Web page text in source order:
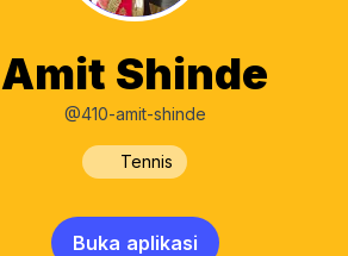
Amit Shinde
@410-amit-shinde
Tennis
Buka aplikasi